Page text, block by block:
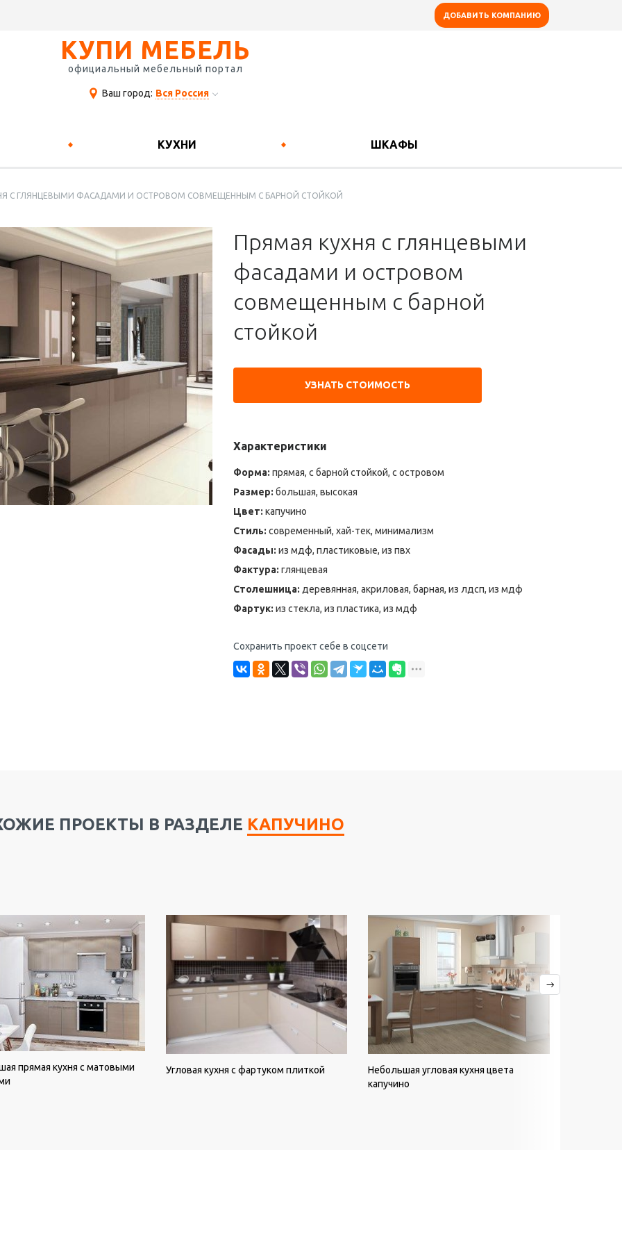
ДОБАВИТЬ КОМПАНИЮ
КУПИ МЕБЕЛЬ
официальный мебельный портал
Ваш город: Вся Россия
КУХНИ ШКАФЫ
С ГЛЯНЦЕВЫМИ ФАСАДАМИ И ОСТРОВОМ СОВМЕЩЕННЫМ С БАРНОЙ СТОЙКОЙ
Прямая кухня с глянцевыми
фасадами и островом
совмещенным с барной
стойкой
УЗНАТЬ СТОИМОСТЬ
Характеристики
Форма: прямая, с барной стойкой, с островом
Размер: большая, высокая
Цвет: капучино
Стиль: современный, хай-тек, минимализм
Фасады: из мдф, пластиковые, из пвх
Фактура: глянцевая
Столешница: деревянная, акриловая, барная, из лдсп, из мдф
Фартук: из стекла, из пластика, из мдф
Сохранить проект себе в соцсети
ПРОЕКТЫ В РАЗДЕЛЕ КАПУЧИНО
прямая кухня с матовыми
Угловая кухня с фартуком плиткой
Небольшая угловая кухня цвета
капучино